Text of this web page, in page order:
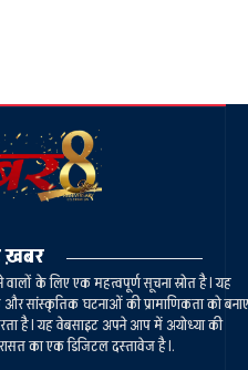
ख़बर
के लिए एक महत्वपूर्ण सूचना स्रोत है। यह
सांस्कृतिक घटनाओं की प्रामाणिकता को बनाए
है। यह वेबसाइट अपने आप में अयोध्या की
का एक डिजिटल दस्तावेज है।.